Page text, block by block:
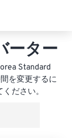
ーター
Standard
を変更するに
ださい。